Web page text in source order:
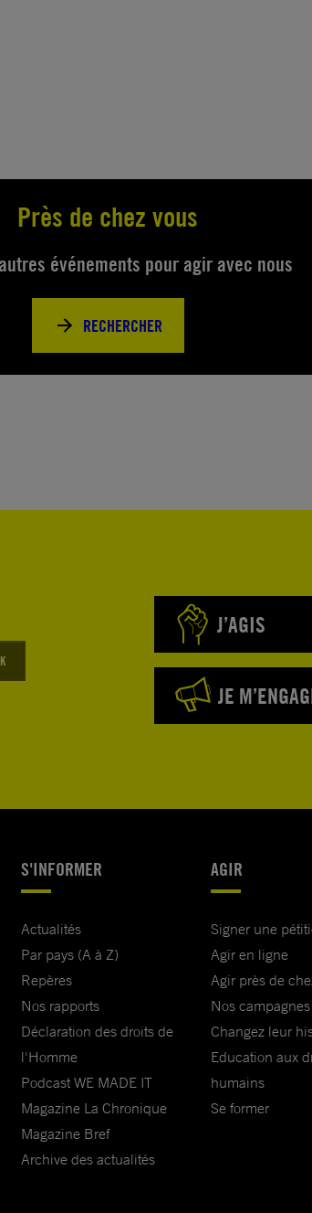
Près de chez vous
événements pour agir avec nous
RECHERCHER
J’AGIS
JE
S'INFORMER
Actualités
Par pays (A à Z)
Repères
Nos rapports
Déclaration des droits de
l'Homme
Podcast WE MADE IT
Magazine La Chronique
Magazine Bref
Archive des actualités
AGIR
Signer une
Agir en ligne
Agir près de
Nos campagnes
Changez leur
Education aux
humains
Se former